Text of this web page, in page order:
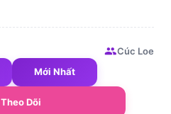
groupCúc Loe
Mới Nhất
Theo Dõi